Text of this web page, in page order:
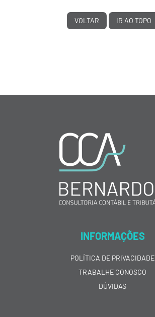
VOLTAR IR AO TOPO
INFORMAÇÕES
POLÍTICA DE PRIVACIDADE
TRABALHE CONOSCO
DÚVIDAS